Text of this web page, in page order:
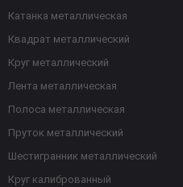
Катанка металлическая
Квадрат металлический
Круг металлический
Лента металлическая
Полоса металлическая
Пруток металлический
Шестигранник металлический
Круг калиброванный